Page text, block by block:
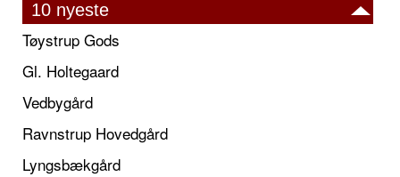
10 nyeste
Tøystrup Gods
Gl. Holtegaard
Vedbygård
Ravnstrup Hovedgård
Lyngsbækgård